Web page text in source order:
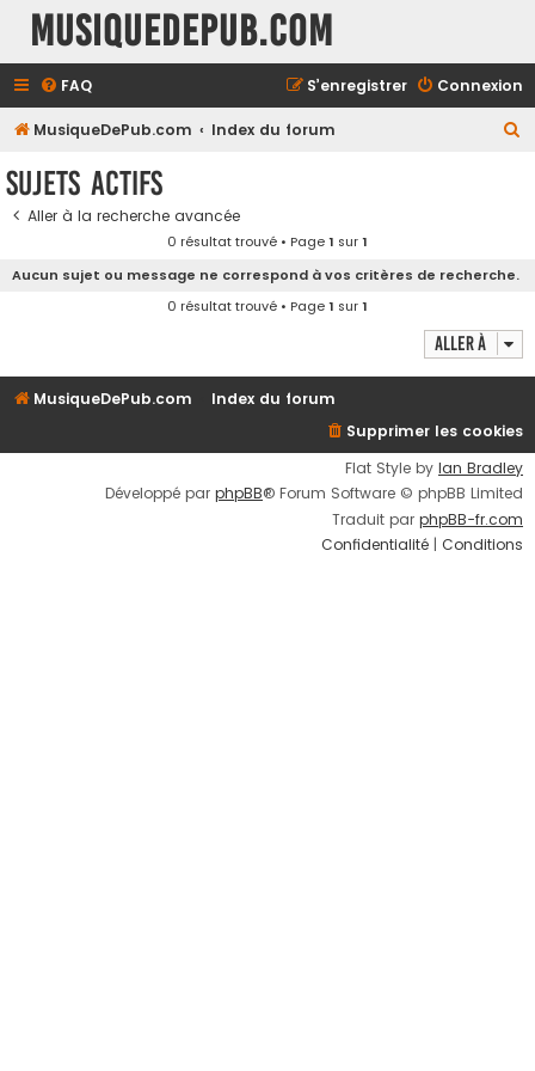
MusiqueDePub.com
FAQ Connexion
S’enregistrer
MusiqueDePub.com Index du forum
e
Sujets actifs
Aller à la recherche avancée
0 résultat trouvé • Page1 sur1
Aucun sujet ou message ne correspond à vos critères de recherche.
0 résultat trouvé • Page1 sur1
Aller à
MusiqueDePub.com
Index du forum
Supprimer les cookies
Flat Style by Ian Bradley
Développé par phpBB® Forum Software © phpBB Limited
Traduit par phpBB-fr.com
Confidentialité | Conditions